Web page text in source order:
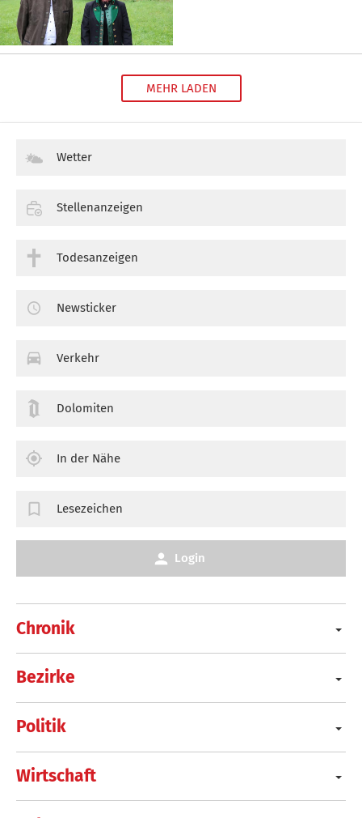
MEHR LADEN
Chronik
Bezirke
Politik
Wirtschaft
Wetter
Stellenanzeigen
Todesanzeigen
Newsticker
Verkehr
Dolomiten
In der Nähe
Lesezeichen
Login